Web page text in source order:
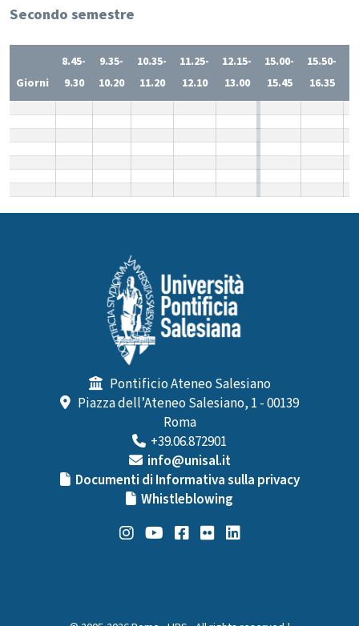
Secondo semestre
Giorni
8.45-
9.30
9.35-
10.20
10.35-
11.20
11.25-
12.10
12.15-
13.00
15.00-
15.45
15.50-
16.35
Pontificio Ateneo Salesiano
Piazza dell’Ateneo Salesiano, 1 - 00139
Roma
+39.06.872901
info@unisal.it
Documenti di Informativa sulla privacy
Whistleblowing